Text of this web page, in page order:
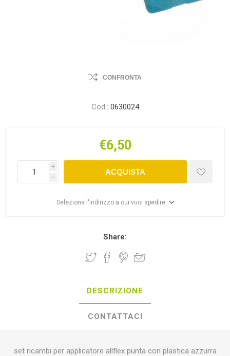
CONFRONTA
Cod.: 0630024
€6,50
i
h
ACQUISTA
Seleziona l'indirizzo a cui vuoi spedire
Share:
DESCRIZIONE
CONTATTACI
set ricambi per applicatore allflex punta con plastica azzurra